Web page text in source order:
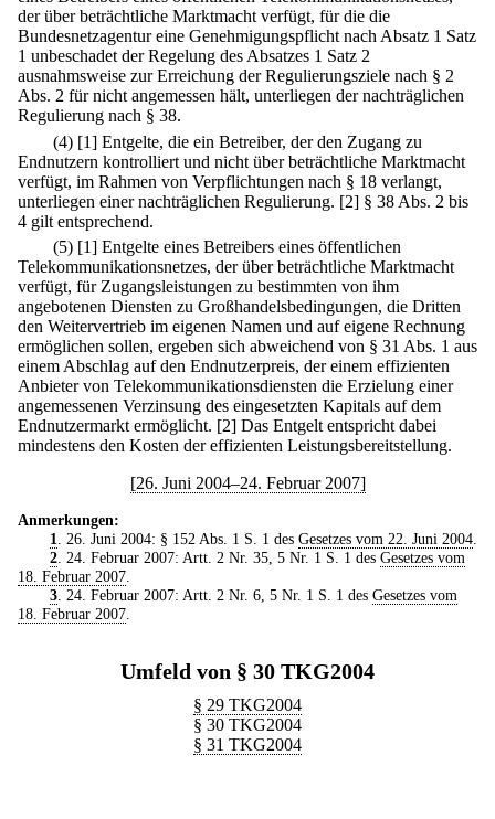
der über beträchtliche Marktmacht verfügt, für die die
Bundesnetzagentur eine Genehmigungspflicht nach Absatz 1 Satz
1 unbeschadet der Regelung des Absatzes 1 Satz 2
ausnahmsweise zur Erreichung der Regulierungsziele nach § 2
Abs. 2 für nicht angemessen hält, unterliegen der nachträglichen
Regulierung nach § 38.
(4) [1] Entgelte, die ein Betreiber, der den Zugang zu
Endnutzern kontrolliert und nicht über beträchtliche Marktmacht
verfügt, im Rahmen von Verpflichtungen nach § 18 verlangt,
unterliegen einer nachträglichen Regulierung. [2] § 38 Abs. 2 bis
4 gilt entsprechend.
(5) [1] Entgelte eines Betreibers eines öffentlichen
Telekommunikationsnetzes, der über beträchtliche Marktmacht
verfügt, für Zugangsleistungen zu bestimmten von ihm
angebotenen Diensten zu Großhandelsbedingungen, die Dritten
den Weitervertrieb im eigenen Namen und auf eigene Rechnung
ermöglichen sollen, ergeben sich abweichend von § 31 Abs. 1 aus
einem Abschlag auf den Endnutzerpreis, der einem effizienten
Anbieter von Telekommunikationsdiensten die Erzielung einer
angemessenen Verzinsung des eingesetzten Kapitals auf dem
Endnutzermarkt ermöglicht. [2] Das Entgelt entspricht dabei
mindestens den Kosten der effizienten Leistungsbereitstellung.
[26. Juni 2004–24. Februar 2007]
Anmerkungen:
1
. 26. Juni 2004: § 152 Abs. 1 S. 1 des Gesetzes vom 22. Juni 2004.
2. 24. Februar 2007: Artt. 2 Nr. 35, 5 Nr. 1 S. 1 des Gesetzes vom
18. Februar 2007
3. 24. Februar 2007: Artt. 2 Nr. 6, 5 Nr. 1 S. 1 des Gesetzes vom
18. Februar 2007
Umfeld von § 30 TKG2004
§ 29 TKG2004
§ 30 TKG2004
§ 31 TKG2004